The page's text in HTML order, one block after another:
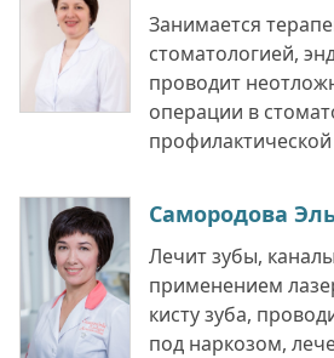
Занимается
стоматологией,
проводит
операции в
Самородова
Лечит зубы,
применением
кисту зуба,
под наркозом,